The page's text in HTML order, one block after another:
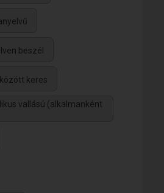
beszél
keres
vallású (alkalmanként